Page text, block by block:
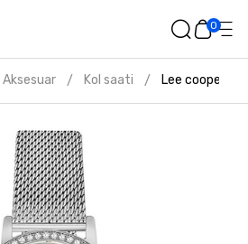
0
Aksesuar / Kol saati / Lee cooper